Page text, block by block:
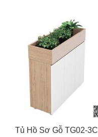
Tủ Hồ Sơ Gỗ TG02-3C